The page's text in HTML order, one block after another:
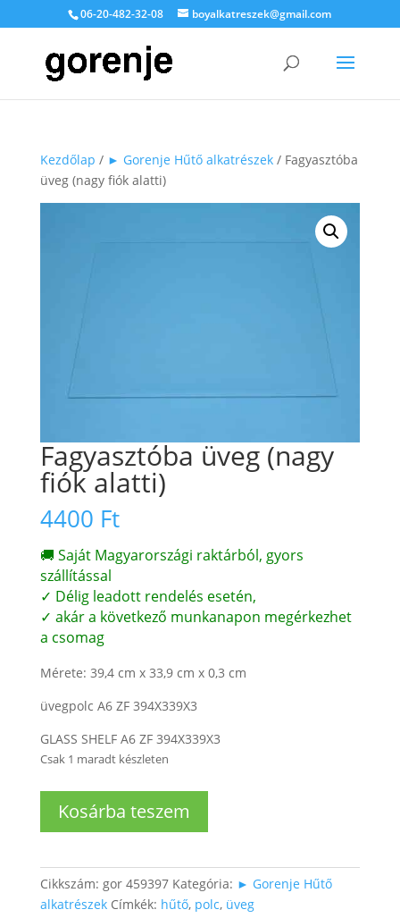
06-20-482-32-08 boyalkatreszek@gmail.com
Kezdőlap / ► Gorenje Hűtő alkatrészek/ Fagyasztóba
üveg (nagy fiók alatti)
Fagyasztóba üveg (nagy
fiók alatti)
4400 Ft
🚚 Saját Magyarországi raktárból, gyors
szállítással
✓ Délig leadott rendelés esetén,
✓ akár a következő munkanapon megérkezhet
a csomag
Mérete: 39,4 cm x 33,9 cm x 0,3 cm
üvegpolc A6 ZF 394X339X3
GLASS SHELF A6 ZF 394X339X3
Csak 1 maradt készleten
Fagyasztóba
üveg
alatti)
mennyiség
Kosárba teszem
Cikkszám: gor 459397 Kategória: ► Gorenje Hűtő
alkatrészek Címkék: hűtő, polc, üveg